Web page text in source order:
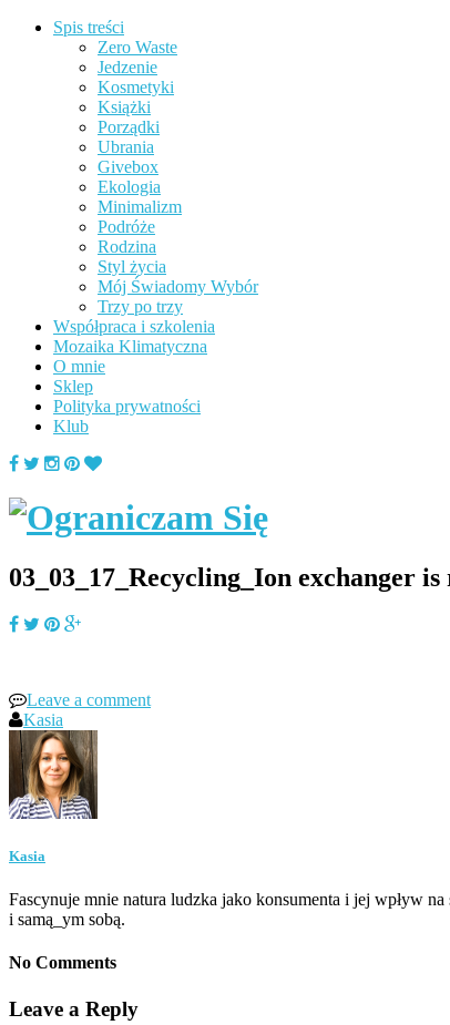
Spis treści
Zero Waste
Jedzenie
Kosmetyki
Książki
Porządki
Ubrania
Givebox
Ekologia
Minimalizm
Podróże
Rodzina
Styl życia
Mój Świadomy Wybór
Trzy po trzy
Współpraca i szkolenia
Mozaika Klimatyczna
O mnie
Sklep
Polityka prywatności
Klub
03_03_17_Recycling_Ion exchanger is
Leave a comment
Kasia
Kasia
Fascynuje mnie natura ludzka jako konsumenta i jej wpływ
i samą_ym sobą.
No Comments
Leave a Reply